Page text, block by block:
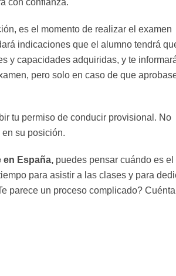
con confianza.
es el momento de realizar el examen
indicaciones que el alumno tendrá
y capacidades adquiridas, y te
pero solo en caso de que
tu permiso de conducir provisional. No
su posición.
en España, puedes pensar cuándo es el
para asistir a las clases y para
parece un proceso complicado?